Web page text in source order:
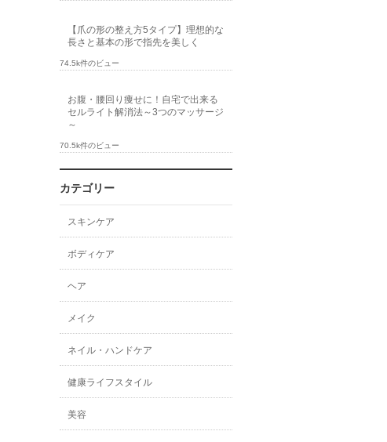
【爪の形の整え方5タイプ】理想的な
長さと基本の形で指先を美しく
74.5k件のビュー
お腹・腰回り痩せに！自宅で出来る
セルライト解消法～3つのマッサージ
～
70.5k件のビュー
カテゴリー
スキンケア
ボディケア
ヘア
メイク
ネイル・ハンドケア
健康ライフスタイル
美容